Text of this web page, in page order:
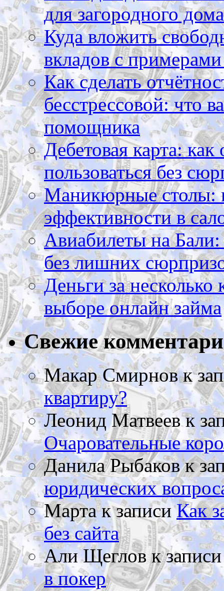
для загородного дома
Куда вложить
вкладов с
Как сделать
бесстрессовой: что
помощника
Дебетовая карта:
пользоваться без
Маникюрные столы:
эффективности в
Авиабилеты на Бали:
без лишних
Деньги за
выборе онлайн займа
Свежие
Макар Смирновк
квартиру?
Леонид Матвеевк
Очаровательные
Данила Рыбаковк
юридических
Мартак записиКак
без сайта
Али Щегловк
в покер